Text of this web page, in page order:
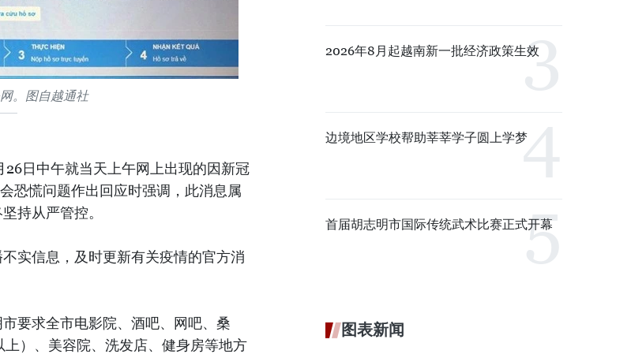
。图自越通社
日中午就当天上午网上出现的因新冠
恐慌问题作出回应时强调，此消息属
持从严管控。
实信息，及时更新有关疫情的官方消
要求全市电影院、酒吧、网吧、桑
）、美容院、洗发店、健身房等地方
2026年8月起越南新一批经济政策生效
边境地区学校帮助莘莘学子圆上学梦
首届胡志明市国际传统武术比赛正式开幕
图表新闻